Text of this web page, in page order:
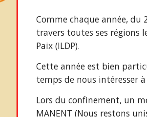
Comme chaque année,
travers toutes ses régions
Paix (ILDP).
Cette année est bien
temps de nous intéresser
Lors du confinement, un
MANENT (Nous restons